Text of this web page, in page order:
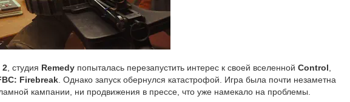
2 , студия Remedy попыталась перезапустить интерес к своей вселенной Control
Firebreak . Однако запуск обернулся катастрофой. Игра была почти незаметна
кампании, ни продвижения в прессе, что уже намекало на проблемы.